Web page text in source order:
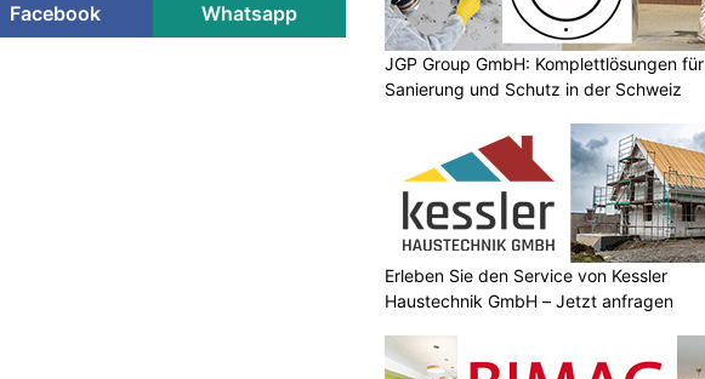
Facebook Whatsapp
JGP Group GmbH: Komplettlösungen für
Sanierung und Schutz in der Schweiz
Erleben Sie den Service von Kessler
Haustechnik GmbH – Jetzt anfragen